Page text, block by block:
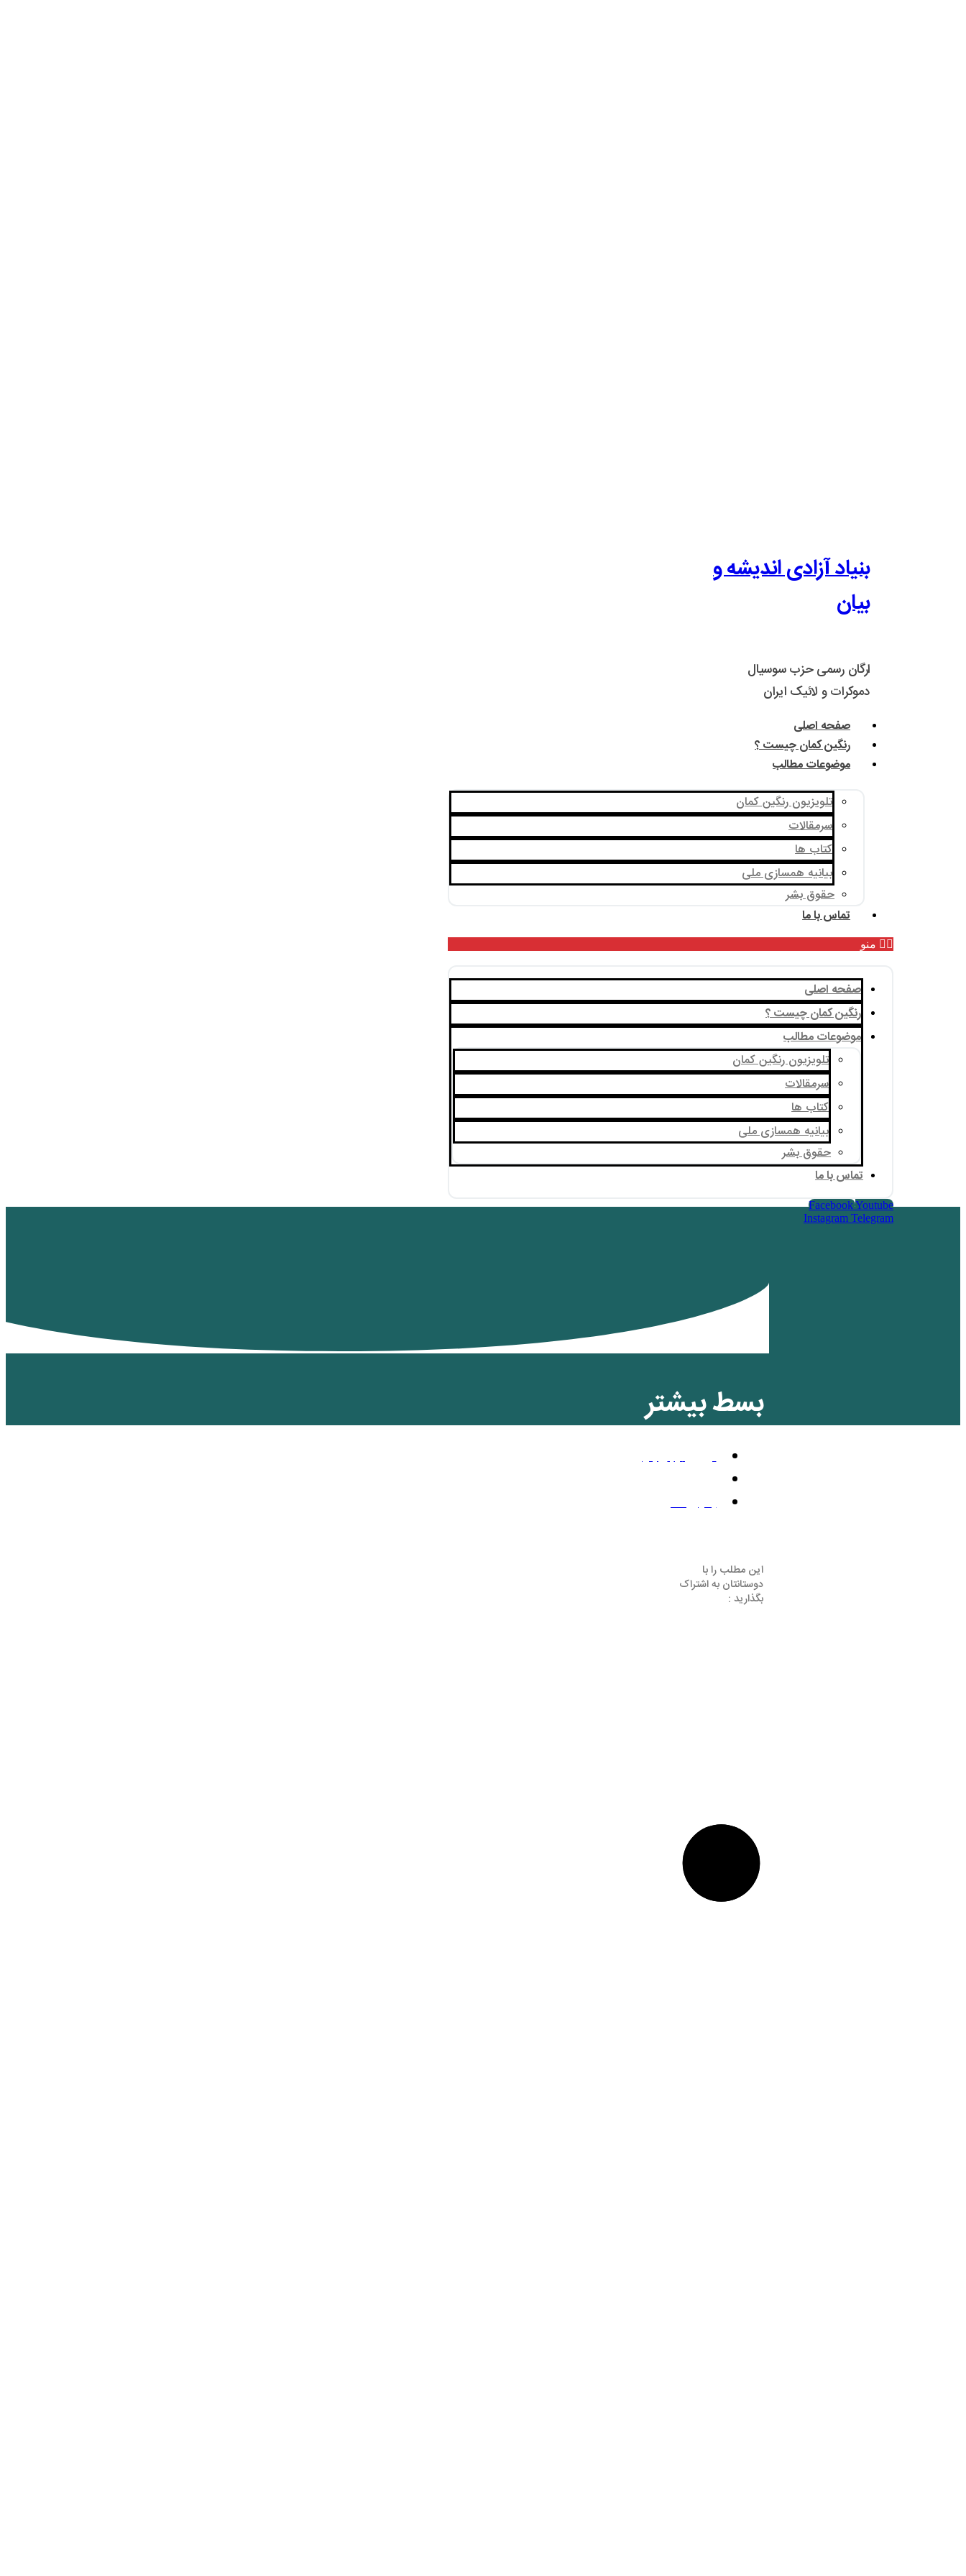
بنیاد آزادی اندیشه و
بیان
ارگان رسمی حزب سوسیال
دموکرات و لائیک ایران
صفحه اصلی
رنگین کمان چیست ؟
موضوعات مطالب
تلویزیون رنگین کمان
سرمقالات
کتاب ها
بیانیه همسازی ملی
حقوق بشر
تماس با ما
منو
صفحه اصلی
رنگین کمان چیست ؟
موضوعات مطالب
تلویزیون رنگین کمان
سرمقالات
کتاب ها
بیانیه همسازی ملی
حقوق بشر
تماس با ما
FacebookYoutube
Instagram Telegram
بسط بیشتر
آوریل 9, 2012
بدون نظر
این مطلب را با
دوستانتان به اشتراک
بگذارید :